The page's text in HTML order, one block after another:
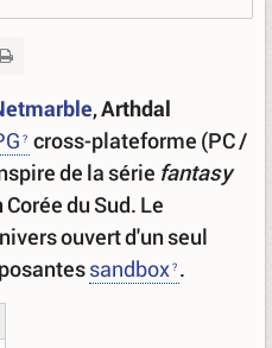
,Arthdal
cross-plateforme (PC /
de la série fantasy
du Sud. Le
ouvert d'un seul
sandbox .